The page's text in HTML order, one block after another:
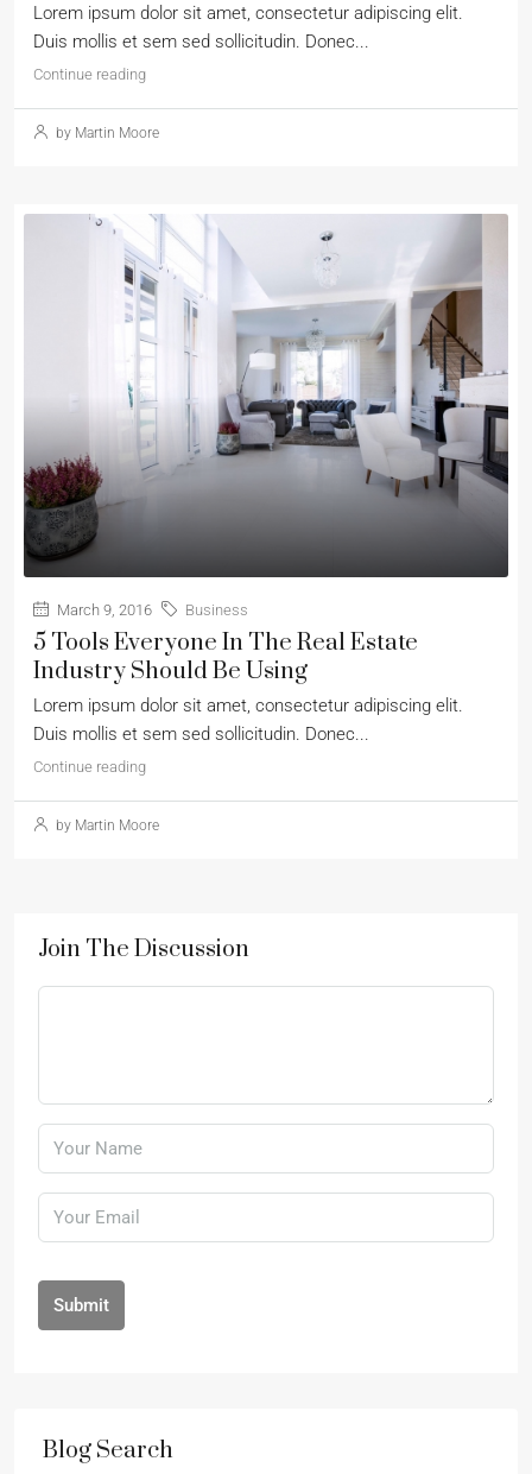
Lorem ipsum dolor sit amet, consectetur adipiscing elit.
Duis mollis et sem sed sollicitudin. Donec...
Continue reading
by Martin Moore
March 9, 2016 Business
5 Tools Everyone In The Real Estate
Industry Should Be Using
Lorem ipsum dolor sit amet, consectetur adipiscing elit.
Duis mollis et sem sed sollicitudin. Donec...
Continue reading
by Martin Moore
Join The Discussion
Submit
Blog Search